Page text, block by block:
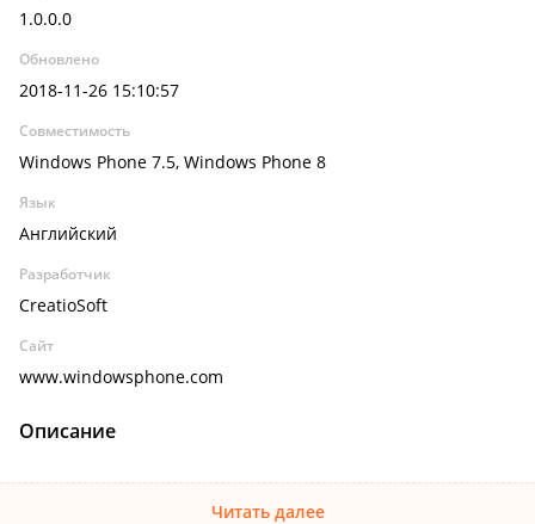
1.0.0.0
Обновлено
2018-11-26 15:10:57
Совместимость
Windows Phone 7.5, Windows Phone 8
Язык
Английский
Разработчик
CreatioSoft
Сайт
www.windowsphone.com
Описание
Читать далее